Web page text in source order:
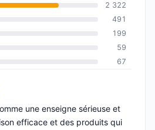
2 322
491
199
59
67
une enseigne sérieuse et
efficace et des produits qui